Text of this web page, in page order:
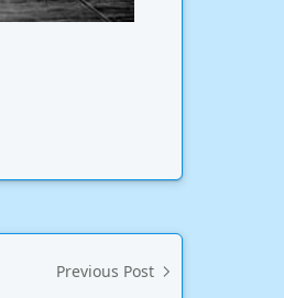
Previous Post